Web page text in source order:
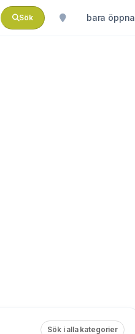
Sök bara öppna
Sök i alla kategorier